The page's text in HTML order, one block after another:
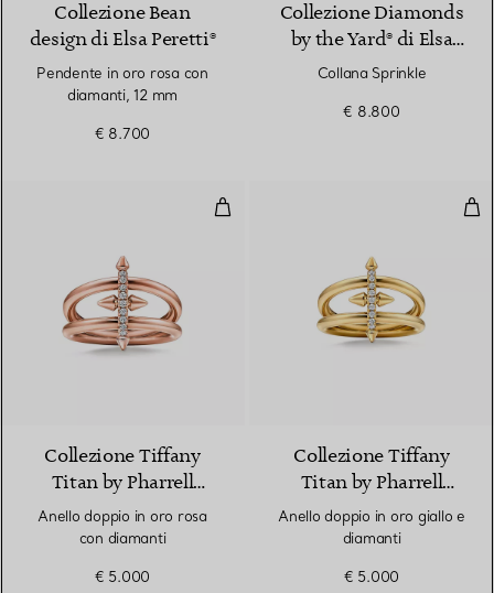
Collezione Bean
design di Elsa Peretti®
Pendente in oro rosa con
diamanti, 12 mm
€ 8.700
Collezione Diamonds
by the Yard® di Elsa
Peretti®
Collana Sprinkle
€ 8.800
Anello doppio in oro rosa con
Collezione Tiffany
Titan by Pharrell
Williams
Anello doppio in oro rosa
con diamanti
€ 5.000
Collezione Tiffany
Titan by Pharrell
Williams
Anello doppio in oro giallo e
diamanti
€ 5.000